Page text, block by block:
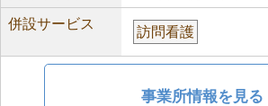
併設サービス
訪問看護
事業所情報を見る